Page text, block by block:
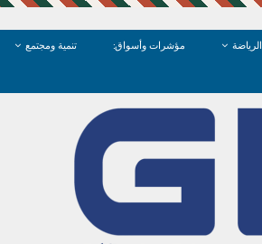
الرياضة مؤشرات وأسواق:
تنمية ومجتمع